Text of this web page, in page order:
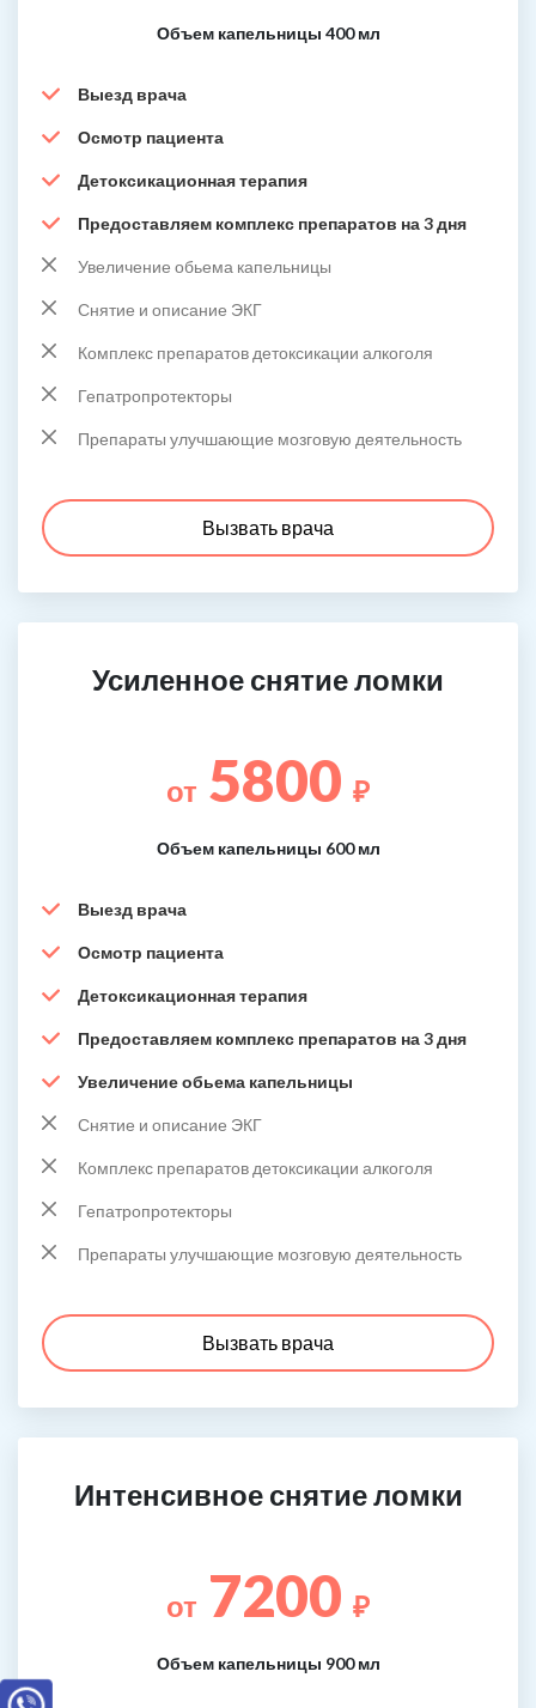
Объем капельницы 400 мл
Выезд врача
Осмотр пациента
Детоксикационная терапия
Предоставляем комплекс препаратов на 3 дня
Увеличение обьема капельницы
Снятие и описание ЭКГ
Комплекс препаратов детоксикации алкоголя
Гепатропротекторы
Препараты улучшающие мозговую деятельность
Вызвать врача
Усиленное снятие ломки
от 5800 ₽
Объем капельницы 600 мл
Выезд врача
Осмотр пациента
Детоксикационная терапия
Предоставляем комплекс препаратов на 3 дня
Увеличение обьема капельницы
Снятие и описание ЭКГ
Комплекс препаратов детоксикации алкоголя
Гепатропротекторы
Препараты улучшающие мозговую деятельность
Вызвать врача
Интенсивное снятие ломки
от 7200 ₽
Объем капельницы 900 мл